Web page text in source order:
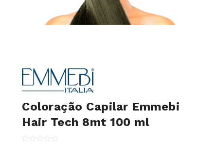
Coloração Capilar Emmebi
Hair Tech 8mt 100 ml